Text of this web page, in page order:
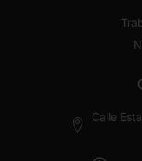
Calle